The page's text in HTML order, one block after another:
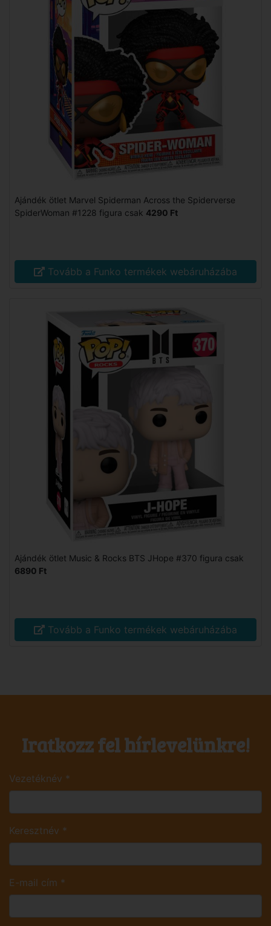
Ajándék ötlet Marvel Spiderman Across the Spiderverse
SpiderWoman #1228 figura csak 4290 Ft
Tovább a Funko termékek webáruházába
Ajándék ötlet Music & Rocks BTS JHope #370 figura csak
6890 Ft
Tovább a Funko termékek webáruházába
Iratkozz fel hírlevelünkre!
Vezetéknév *
Keresztnév *
E-mail cím *